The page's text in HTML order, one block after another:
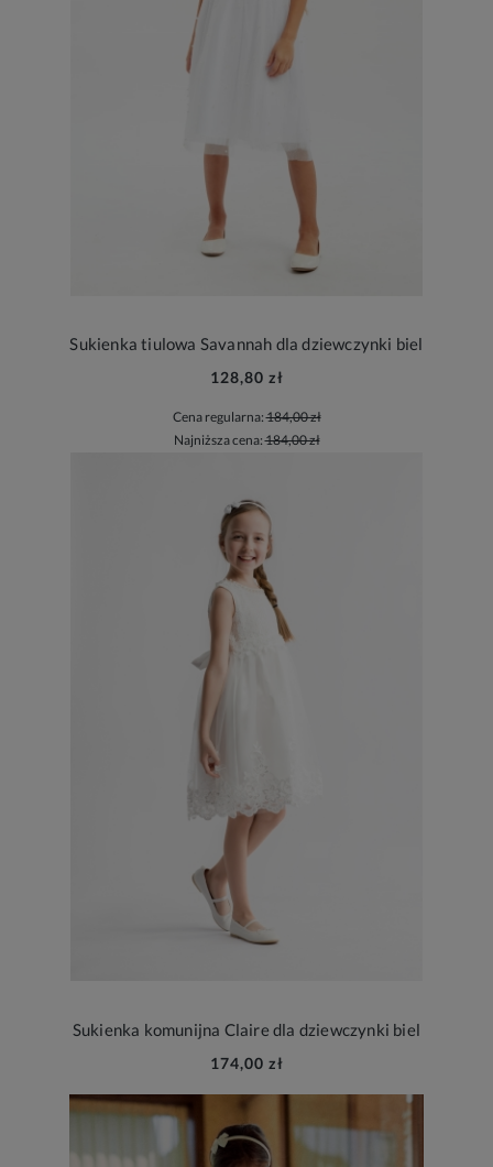
Sukienka tiulowa Savannah dla dziewczynki biel
128,80 zł
Cena regularna:184,00 zł
Najniższa cena:184,00 zł
Sukienka komunijna Claire dla dziewczynki biel
174,00 zł